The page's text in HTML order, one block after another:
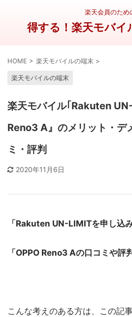
楽天会員のため
得する！楽天モバイ
HOME > 楽天モバイルの端末 >
楽天モバイルの端末
楽天モバイル｢Rakuten
Reno3 A』のメリット・デ
ミ・評判
2020年11月6日
「Rakuten UN-LIMITを申し込み
「OPPO Reno3 Aの口コミや評
こんな考えのある方は、この記